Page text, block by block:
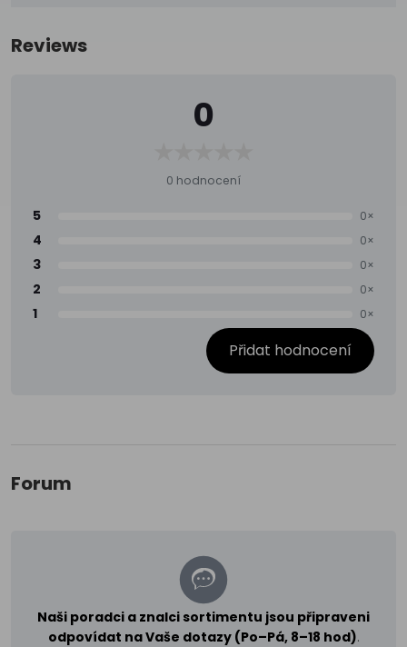
Reviews
0
0 hodnocení
5 0×
4 0×
3 0×
2 0×
1 0×
Přidat hodnocení
Forum
Naši poradci a znalci sortimentu jsou připraveni
odpovídat na Vaše dotazy (Po–Pá, 8–18 hod).